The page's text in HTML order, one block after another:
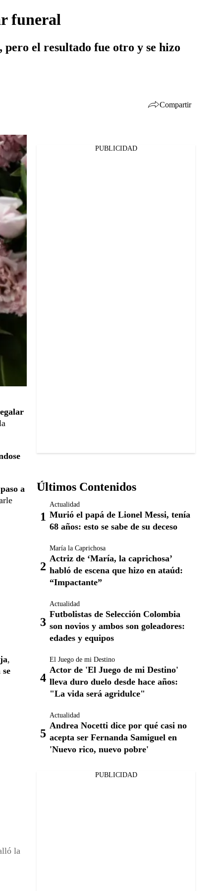
funeral
pero el resultado fue otro y se hizo
Compartir
Facebook
Twitter
a
,
la
PUBLICIDAD
Últimos Contenidos
Actualidad
Murió el papá de Lionel Messi, tenía
68 años: esto se sabe de su deceso
María la Caprichosa
Actriz de ‘María, la caprichosa’
habló de escena que hizo en ataúd:
“Impactante”
Actualidad
Futbolistas de Selección Colombia
son novios y ambos son goleadores:
edades y equipos
El Juego de mi Destino
Actor de 'El Juego de mi Destino'
lleva duro duelo desde hace años:
"La vida será agridulce"
Actualidad
Andrea Nocetti dice por qué casi no
acepta ser Fernanda Samiguel en
'Nuevo rico, nuevo pobre'
PUBLICIDAD